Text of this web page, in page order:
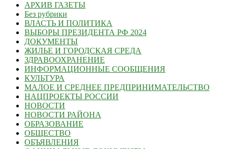
АРХИВ ГАЗЕТЫ
Без рубрики
ВЛАСТЬ И ПОЛИТИКА
ВЫБОРЫ ПРЕЗИДЕНТА РФ 2024
ДОКУМЕНТЫ
ЖИЛЬЕ И ГОРОДСКАЯ СРЕДА
ЗДРАВООХРАНЕНИЕ
ИНФОРМАЦИОННЫЕ СООБЩЕНИЯ
КУЛЬТУРА
МАЛОЕ И СРЕДНЕЕ ПРЕДПРИНИМАТЕЛЬСТВО
НАЦПРОЕКТЫ РОССИИ
НОВОСТИ
НОВОСТИ РАЙОНА
ОБРАЗОВАНИЕ
ОБЩЕСТВО
ОБЪЯВЛЕНИЯ